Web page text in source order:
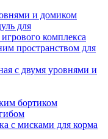
и домиком
для
комплекса
пространством для
с двумя уровнями и
бортиком
с мисками для корма